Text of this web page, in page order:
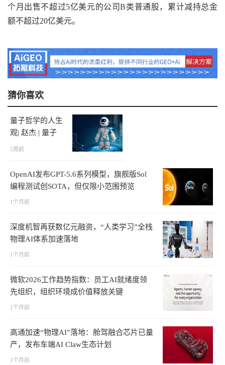
个月出售不超过5亿美元的公司B类普通股，累计减持总金
额不超过20亿美元。
猜你喜欢
量子哲学的人生
观| 赵杰 | 量子
哲学
2周前
OpenAI发布GPT-5.6系列模型，旗舰版Sol
编程测试创SOTA，但仅限小范围预览
1个月前
深度机智再获数亿元融资，“人类学习”全栈
物理AI体系加速落地
1个月前
微软2026工作趋势指数：员工AI就绪度领
先组织，组织环境成价值释放关键
1个月前
高通加速“物理AI”落地：舱驾融合芯片已量
产，发布车端AI Claw生态计划
1个月前